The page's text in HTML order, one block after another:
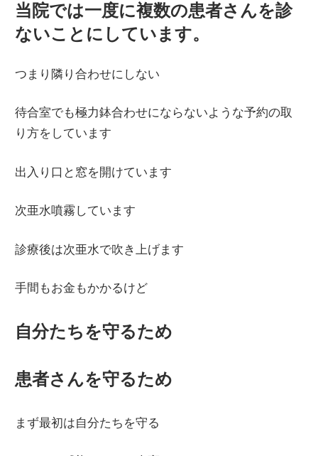
当院では一度に複数の患者さんを診
ないことにしています。
つまり隣り合わせにしない
待合室でも極力鉢合わせにならないような予約の取
り方をしています
出入り口と窓を開けています
次亜水噴霧しています
診療後は次亜水で吹き上げます
手間もお金もかかるけど
自分たちを守るため
患者さんを守るため
まず最初は自分たちを守る